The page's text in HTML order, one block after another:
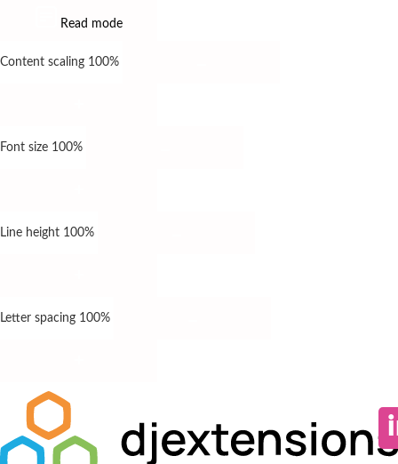
Read mode
Content scaling 100%
Font size 100%
Line height 100%
Letter spacing 100%